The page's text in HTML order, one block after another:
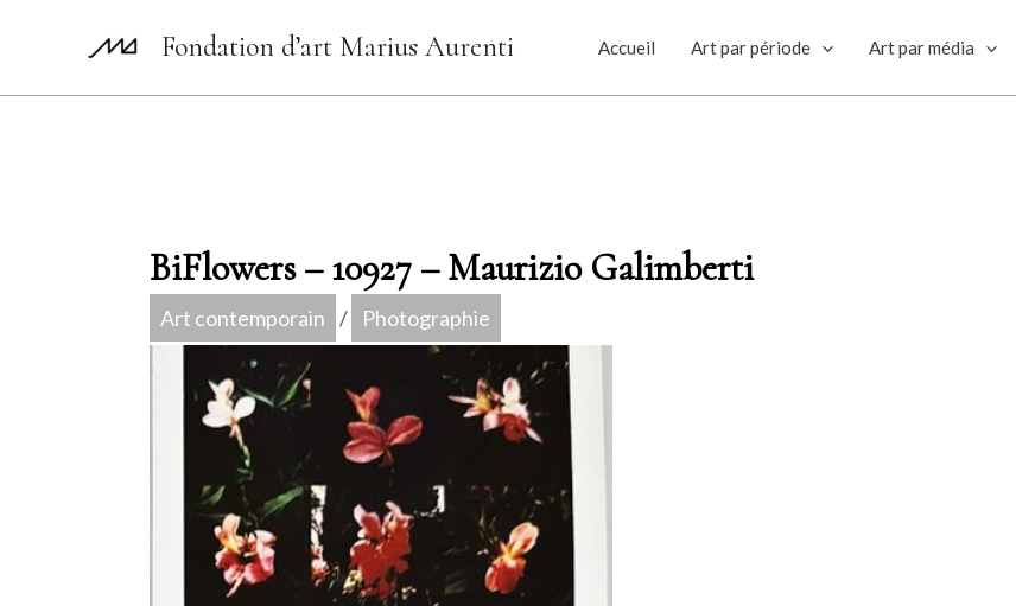
Fondation d’art Marius Aurenti Accueil Art par période Art par média
BiFlowers – 10927 – Maurizio Galimberti
Art contemporain / Photographie